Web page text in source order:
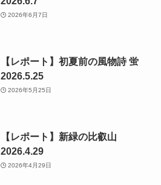
2026年6月7日
【レポート】初夏前の風物詩 蛍
2026.5.25
2026年5月25日
【レポート】新緑の比叡山
2026.4.29
2026年4月29日